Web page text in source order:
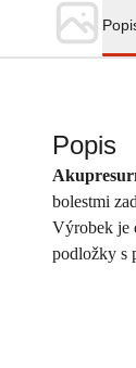
Popis
bolestmi
Výrobek je
podložky s